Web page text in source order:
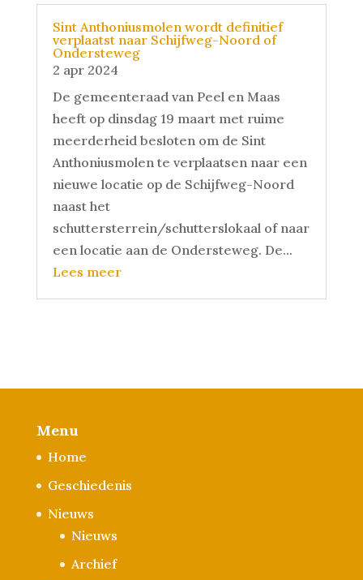
Sint Anthoniusmolen wordt definitief
verplaatst naar Schijfweg-Noord of
Ondersteweg
2 apr 2024
De gemeenteraad van Peel en Maas
heeft op dinsdag 19 maart met ruime
meerderheid besloten om de Sint
Anthoniusmolen te verplaatsen naar een
nieuwe locatie op de Schijfweg-Noord
naast het
schuttersterrein/schutterslokaal of naar
een locatie aan de Ondersteweg. De...
Lees meer
Menu
Home
Geschiedenis
Nieuws
Nieuws
Archief